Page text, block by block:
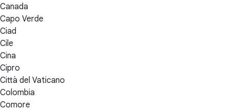
Canada
Capo Verde
Ciad
Cile
Cina
Cipro
Città del Vaticano
Colombia
Comore